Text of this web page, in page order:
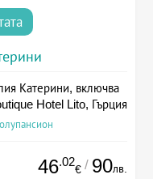
Катерини, включва
Hotel Lito, Гърция
46.02
€ / 90лв.